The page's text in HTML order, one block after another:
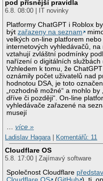
pod přísnější pravidla
6.8. 08:00 | IT novinky
Platformy ChatGPT i Roblox
býtzařazeny na seznam
velkých on-line platforem nebo
internetových vyhledávačů, na
vztahují zvláštní podmínky
nařízení o digitálních službách
Vzhledem k tomu, že
oznámily počet uživatelů nad
hodnotou DSA, je toto
„rozhodně možné“ a mohlo by
dříve či později“. On-line
vyhledávače zařazené na
musejí
…více »
Ladislav Hagara| Komentářů: 11
Cloudflare OS
5.8. 17:00 | Zajímavý software
Společnost Cloudflare
Cloudflare OS
(GitHub ), tj.